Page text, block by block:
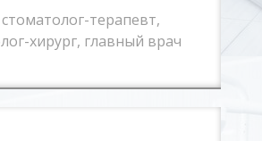
терапевт,
хирург, главный врач